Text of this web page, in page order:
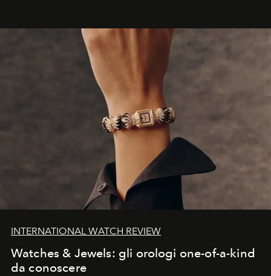
INTERNATIONAL WATCH REVIEW
Watches & Jewels: gli orologi one-of-a-kind
da conoscere